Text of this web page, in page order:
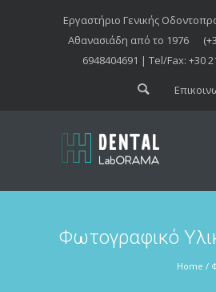
Εργαστήριο Γενικής
Αθανασιάδη από το 1976
6948404691 | Tel/Fax: +30
Φωτογραφικό
Home /